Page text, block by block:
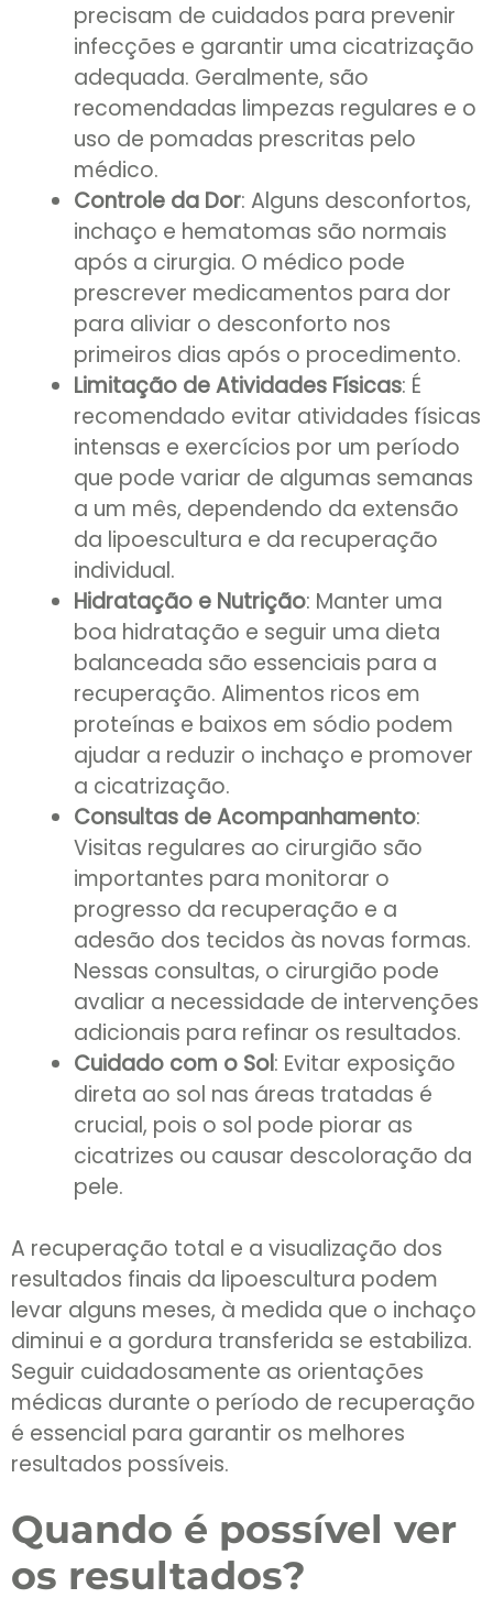
precisam de cuidados para prevenir
infecções e garantir uma cicatrização
adequada. Geralmente, são
recomendadas limpezas regulares e o
uso de pomadas prescritas pelo
médico.
Controle da Dor: Alguns desconfortos,
inchaço e hematomas são normais
após a cirurgia. O médico pode
prescrever medicamentos para dor
para aliviar o desconforto nos
primeiros dias após o procedimento.
Limitação de Atividades Físicas: É
recomendado evitar atividades físicas
intensas e exercícios por um período
que pode variar de algumas semanas
a um mês, dependendo da extensão
da lipoescultura e da recuperação
individual.
Hidratação e Nutrição: Manter uma
boa hidratação e seguir uma dieta
balanceada são essenciais para a
recuperação. Alimentos ricos em
proteínas e baixos em sódio podem
ajudar a reduzir o inchaço e promover
a cicatrização.
Consultas de Acompanhamento:
Visitas regulares ao cirurgião são
importantes para monitorar o
progresso da recuperação e a
adesão dos tecidos às novas formas.
Nessas consultas, o cirurgião pode
avaliar a necessidade de intervenções
adicionais para refinar os resultados.
Cuidado com o Sol: Evitar exposição
direta ao sol nas áreas tratadas é
crucial, pois o sol pode piorar as
cicatrizes ou causar descoloração da
pele.
A recuperação total e a visualização dos
resultados finais da lipoescultura podem
levar alguns meses, à medida que o inchaço
diminui e a gordura transferida se estabiliza.
Seguir cuidadosamente as orientações
médicas durante o período de recuperação
é essencial para garantir os melhores
resultados possíveis.
Quando é possível ver
os resultados?